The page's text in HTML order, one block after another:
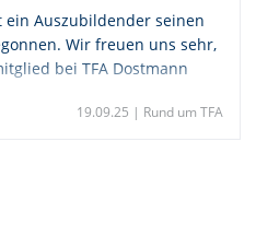
ein Auszubildender seinen
Wir freuen uns sehr,
bei TFA Dostmann
19.09.25 | Rund um TFA